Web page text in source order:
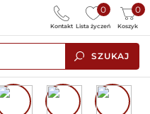
SZUKAJ
0
Lista życzeń
0
Koszyk
Kontakt